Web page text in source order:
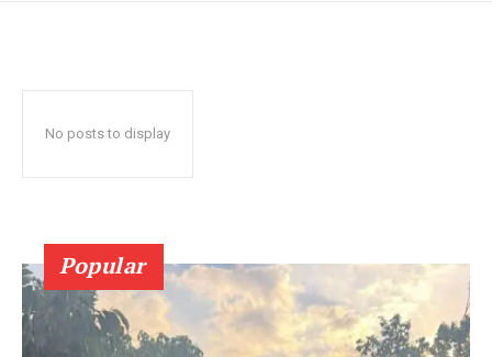
No posts to display
Popular